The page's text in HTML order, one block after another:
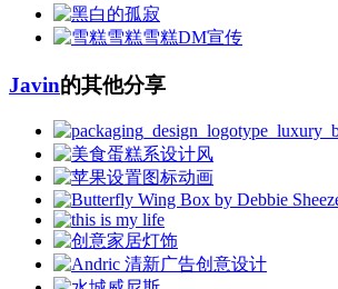
Javin的其他分享